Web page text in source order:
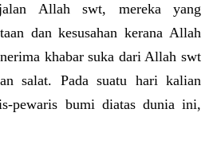
Allah swt, mereka yang
dan kesusahan kerana Allah
khabar suka dari Allah swt
salat. Pada suatu hari kalian
pewaris bumi diatas dunia ini,